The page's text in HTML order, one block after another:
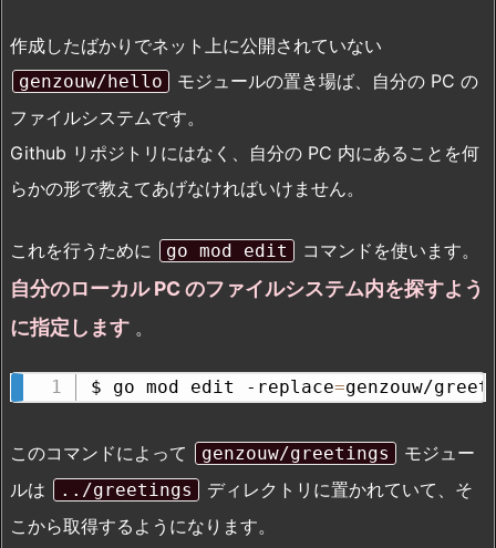
作成したばかりでネット上に公開されていない
genzouw/hello
モジュールの置き場ば、自分の PC の
ファイルシステムです。
Github リポジトリにはなく、自分の PC 内にあることを何
らかの形で教えてあげなければいけません。
これを行うために go mod edit コマンドを使います。
自分のローカル PC のファイルシステム内を探すよう
に指定します 。
$ go mod edit -replace=genzouw/
このコマンドによって genzouw/greetings
モジュー
ルは
../greetings
ディレクトリに置かれていて、そ
こから取得するようになります。